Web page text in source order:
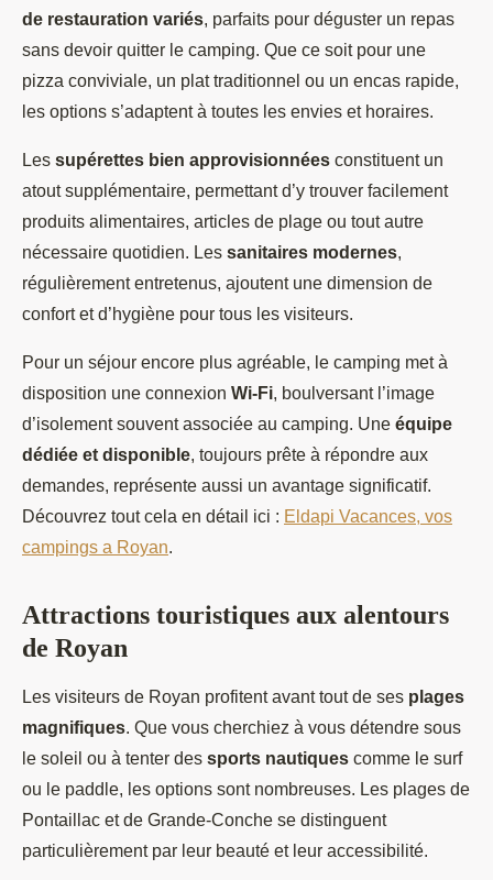
de restauration variés, parfaits pour déguster un repas
sans devoir quitter le camping. Que ce soit pour une
pizza conviviale, un plat traditionnel ou un encas rapide,
les options s’adaptent à toutes les envies et horaires.
Les supérettes bien approvisionnées constituent un
atout supplémentaire, permettant d’y trouver facilement
produits alimentaires, articles de plage ou tout autre
nécessaire quotidien. Les sanitaires modernes,
régulièrement entretenus, ajoutent une dimension de
confort et d’hygiène pour tous les visiteurs.
Pour un séjour encore plus agréable, le camping met à
disposition une connexion Wi-Fi, boulversant l’image
d’isolement souvent associée au camping. Une équipe
dédiée et disponible, toujours prête à répondre aux
demandes, représente aussi un avantage significatif.
Découvrez tout cela en détail ici : Eldapi Vacances, vos
campings a Royan.
Attractions touristiques aux alentours
de Royan
Les visiteurs de Royan profitent avant tout de ses plages
magnifiques. Que vous cherchiez à vous détendre sous
le soleil ou à tenter des sports nautiques comme le surf
ou le paddle, les options sont nombreuses. Les plages de
Pontaillac et de Grande-Conche se distinguent
particulièrement par leur beauté et leur accessibilité.